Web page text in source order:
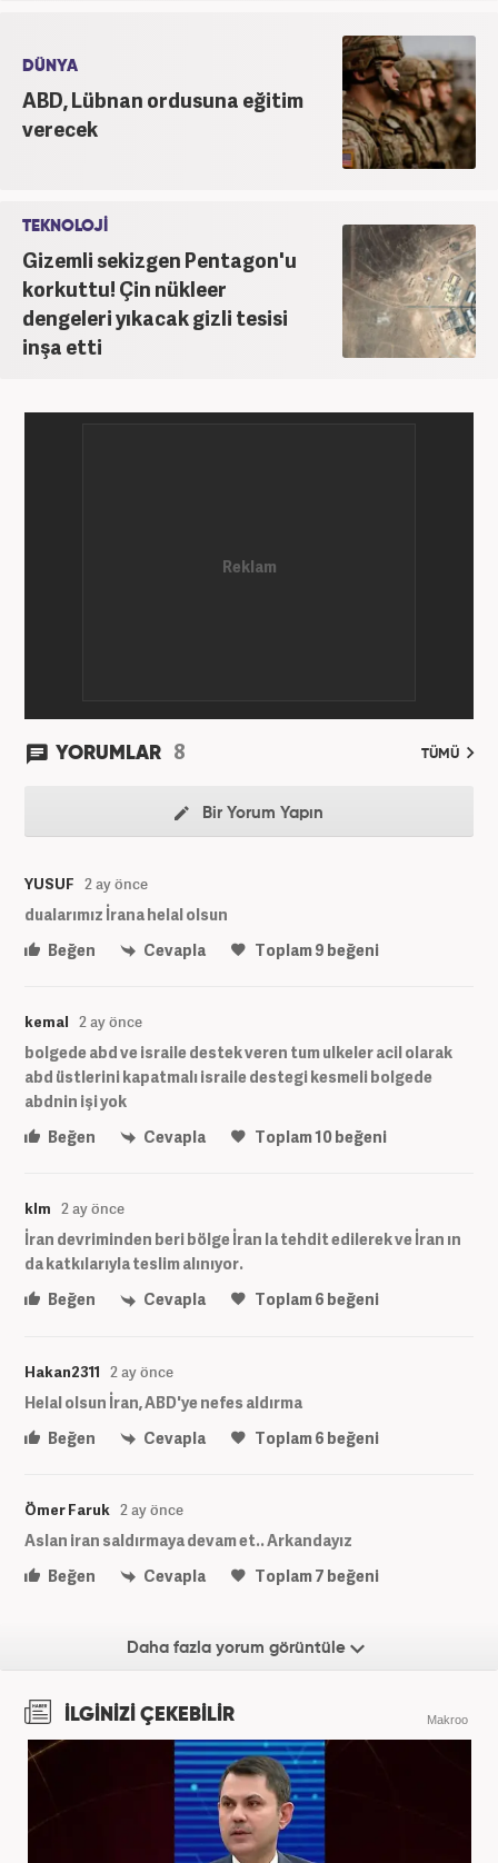
DÜNYA
ABD, Lübnan ordusuna eğitim
verecek
TEKNOLOJİ
Gizemli sekizgen Pentagon'u
korkuttu! Çin nükleer
dengeleri yıkacak gizli tesisi
inşa etti
YORUMLAR 8 TÜMÜ
Bir Yorum Yapın
YUSUF 2 ay önce
dualarımız İrana helal olsun
Beğen
Cevapla Toplam9 beğeni
kemal 2 ay önce
bolgede abd ve israile destek veren tum ulkeler acil olarak
abd üstlerini kapatmalı israile destegi kesmeli bolgede
abdnin işi yok
Beğen
Cevapla Toplam10beğeni
klm 2 ay önce
İran devriminden beri bölge İran la tehdit edilerek ve İran ın
da katkılarıyla teslim alınıyor.
Beğen
Cevapla Toplam6 beğeni
Hakan2311 2 ay önce
Helal olsun İran, ABD'ye nefes aldırma
Beğen
Cevapla Toplam6 beğeni
Ömer Faruk 2 ay önce
Aslan iran saldırmaya devam et.. Arkandayız
Beğen
Cevapla Toplam7 beğeni
Daha fazla yorum görüntüle
İLGİNİZİ ÇEKEBİLİR Makroo